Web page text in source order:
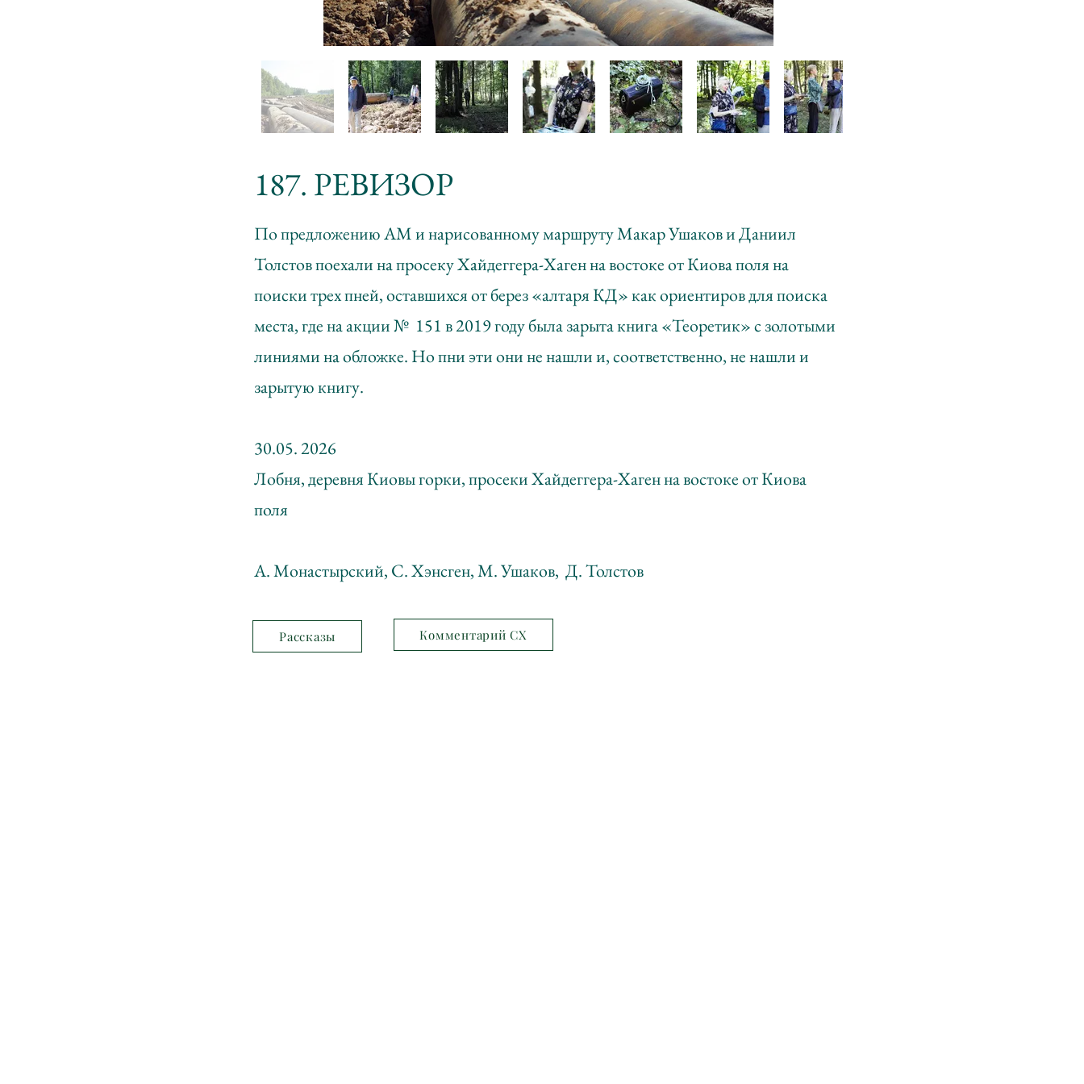
187. РЕВИЗОР
По предложению АМ и нарисованному маршруту Макар Ушаков и Даниил
Толстов поехали на просеку Хайдеггера-Хаген на востоке от Киова поля на
поиски трех пней, оставшихся от берез «алтаря КД» как ориентиров для поиска
места, где на акции № 151 в 2019 году была зарыта книга «Теоретик» с золотыми
линиями на обложке. Но пни эти они не нашли и, соответственно, не нашли и
зарытую книгу.
30.05. 2026
Лобня, деревня Киовы горки, просеки Хайдеггера-Хаген на востоке от Киова
поля
А. Монастырский, С. Хэнсген, М. Ушаков, Д. Толстов
Рассказы Комментарий СХ